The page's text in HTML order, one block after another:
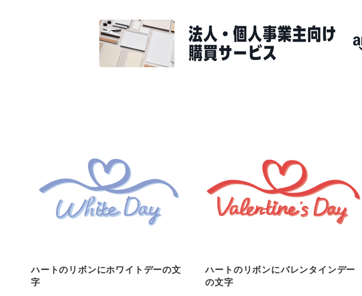
ハートのリボンにホワイトデーの文
字
ハートのリボンにバレンタインデー
の文字